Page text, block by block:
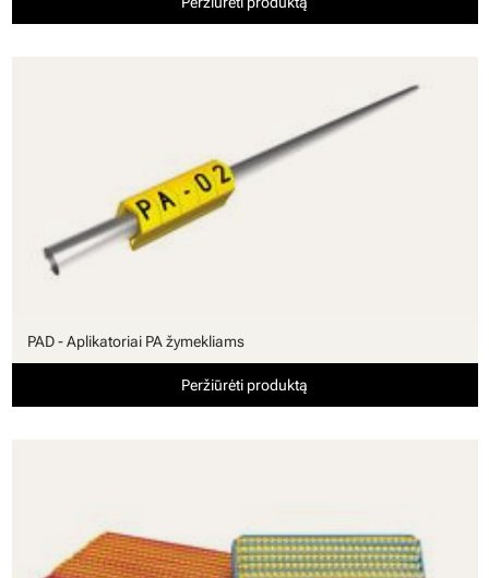
PAD - Aplikatoriai PA žymekliams
Peržiūrėti produktą